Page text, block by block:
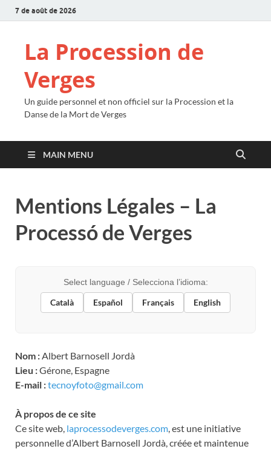
7 de août de 2026
La Procession de
Verges
Un guide personnel et non officiel sur la Procession et la
Danse de la Mort de Verges
MAIN MENU
Mentions Légales – La
Processó de Verges
Select language / Selecciona l’idioma:
Català Español Français English
Nom :Albert Barnosell Jordà
Lieu :Gérone, Espagne
E-mail :tecnoyfoto@gmail.com
À propos de ce site
Ce site web, laprocessodeverges.com, est une initiative
personnelle d’Albert Barnosell Jordà, créée et maintenue